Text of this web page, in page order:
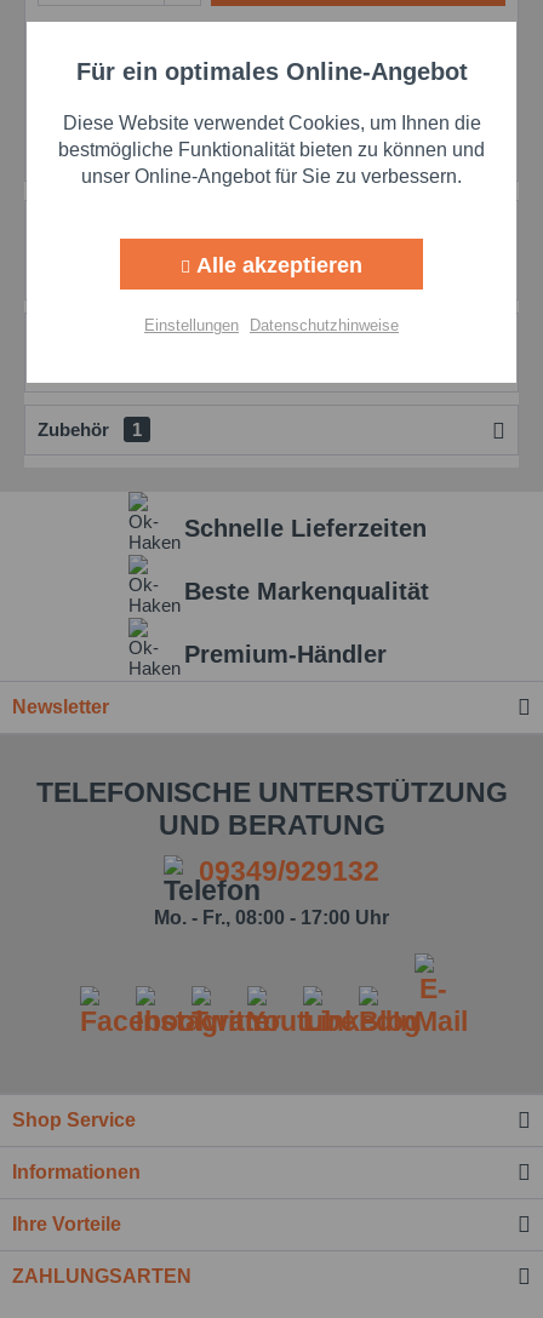
Preis anfragen
Felder mit * sind Pflichtfelder.
Nachricht senden
EAN:
5413278406736
Herstellernr.:
900281
Vielseitige Anwendungen des Molykote Z-Pulvers Das
Molykote Z-Pulver ist äußerst vielseitig...mehr
Bewertungen
0
Zubehör 1
Schnelle Lieferzeiten
Beste Markenqualität
Premium-Händler
Newsletter
TELEFONISCHE UNTERSTÜTZUNG
UND BERATUNG
09349/929132
Mo. - Fr., 08:00 - 17:00 Uhr
Shop Service
Informationen
Ihre Vorteile
ZAHLUNGSARTEN
Funktionale Aktiv
Marketing Aktiv
Personalisierung Aktiv
Für ein optimales Online-Angebot
Diese Website verwendet Cookies, um Ihnen die
bestmögliche Funktionalität bieten zu können und
unser Online-Angebot für Sie zu verbessern.
Alle akzeptieren
Einstellungen Datenschutzhinweise